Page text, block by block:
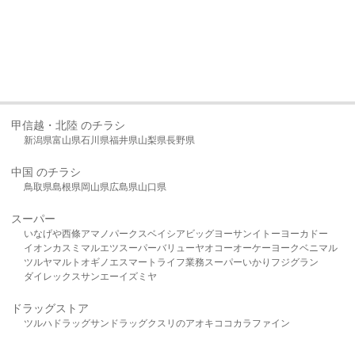
甲信越・北陸 のチラシ
新潟県富山県石川県福井県山梨県長野県
中国 のチラシ
鳥取県島根県岡山県広島県山口県
スーパー
いなげや西條アマノパークスベイシア ビッグヨーサンイトーヨーカドー
イオンカスミ マルエツスーパーバリューヤオコーオーケー ヨークベニマル
ツルヤマルト オギノ エスマート ライフ業務スーパーいかり フジグラン
ダイレックスサンエーイズミヤ
ドラッグストア
ツルハドラッグサンドラッグクスリのアオキ ココカラファイン